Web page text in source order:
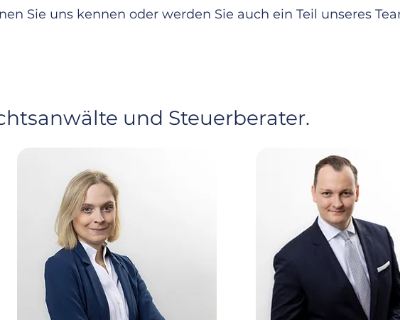
Sie uns kennen oder werden Sie auch ein Teil unseres
und Steuerberater.